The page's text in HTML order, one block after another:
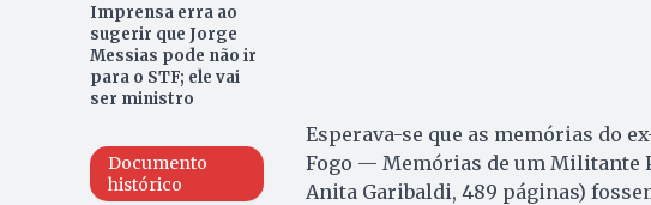
Imprensa erra ao
sugerir que Jorge
Messias pode não ir
para o STF; ele vai
ser ministro
Documento
histórico
Esperava-se que as memórias do
Fogo — Memórias de um Militante
Anita Garibaldi, 489 páginas)